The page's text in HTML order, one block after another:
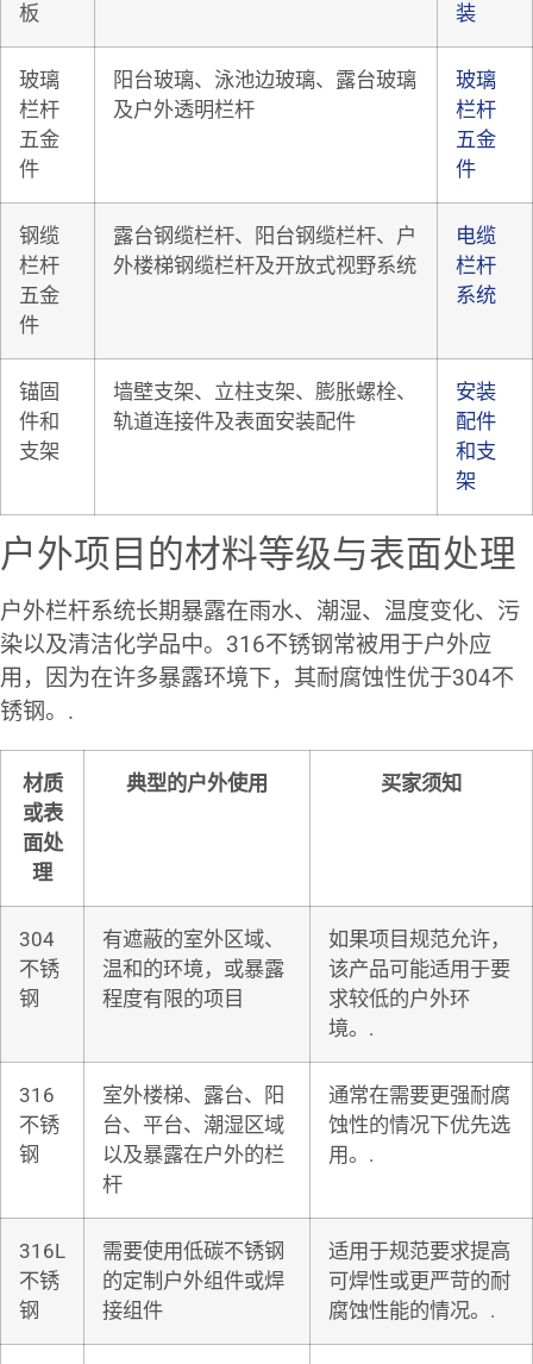
板
装
玻璃
栏杆
五金
件
阳台玻璃、泳池边玻璃、露台玻璃
及户外透明栏杆
玻璃
栏杆
五金
件
钢缆
栏杆
五金
件
露台钢缆栏杆、阳台钢缆栏杆、户
外楼梯钢缆栏杆及开放式视野系统
电缆
栏杆
系统
锚固
件和
支架
墙壁支架、立柱支架、膨胀螺栓、
轨道连接件及表面安装配件
安装
配件
和支
架
户外项目的材料等级与表面处理
户外栏杆系统长期暴露在雨水、潮湿、温度变化、污
染以及清洁化学品中。316不锈钢常被用于户外应
用，因为在许多暴露环境下，其耐腐蚀性优于304不
锈钢。.
材质
或表
面处
理
典型的户外使用 买家须知
304
不锈
钢
有遮蔽的室外区域、
温和的环境，或暴露
程度有限的项目
如果项目规范允许，
该产品可能适用于要
求较低的户外环
境。.
316
不锈
钢
室外楼梯、露台、阳
台、平台、潮湿区域
以及暴露在户外的栏
杆
通常在需要更强耐腐
蚀性的情况下优先选
用。.
316L
不锈
钢
需要使用低碳不锈钢
的定制户外组件或焊
接组件
适用于规范要求提高
可焊性或更严苛的耐
腐蚀性能的情况。.